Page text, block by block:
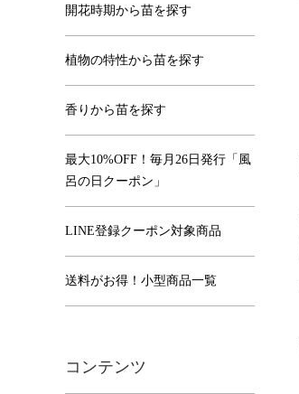
開花時期から苗を探す
植物の特性から苗を探す
香りから苗を探す
最大10%OFF！毎月26日発行「風
呂の日クーポン」
LINE登録クーポン対象商品
送料がお得！小型商品一覧
コンテンツ